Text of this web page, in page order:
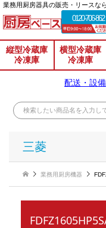
業務⽤厨房器具の販売・リースな
0120-706-862
縦型冷蔵庫
冷凍庫
横型冷蔵庫
冷凍庫
配送・設備
三菱
業務用厨房機器